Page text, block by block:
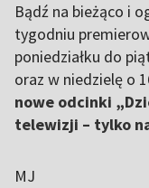
Bądź na bieżąco i
tygodniu
poniedziałku do
oraz w niedzielę o
nowe odcinki
telewizji – tylko
MJ